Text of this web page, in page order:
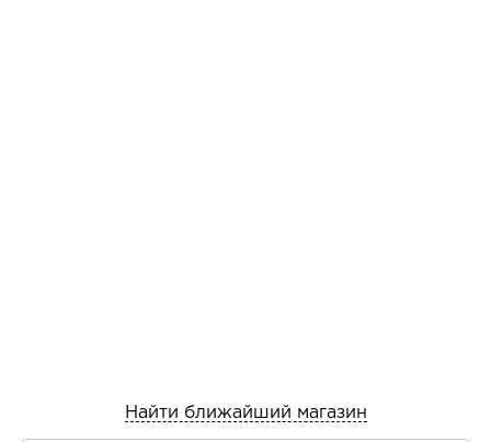
Найти ближайший магазин